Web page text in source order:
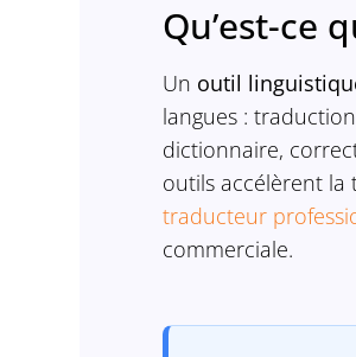
Qu’est-ce
Un outil
langues :
dictionnaire,
outils accélèrent la
traducteur
commerciale.